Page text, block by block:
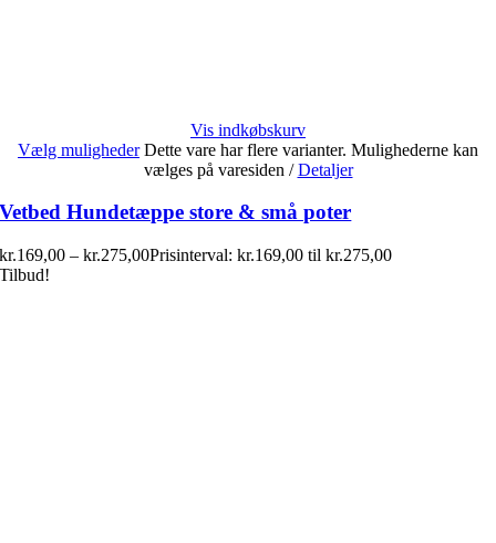
Vis indkøbskurv
Vælg muligheder Dette vare har flere varianter. Mulighederne kan
vælges på varesiden / Detaljer
Vetbed Hundetæppe store & små poter
kr.169,00 – kr.275,00Prisinterval: kr.169,00 til kr.275,00
Tilbud!